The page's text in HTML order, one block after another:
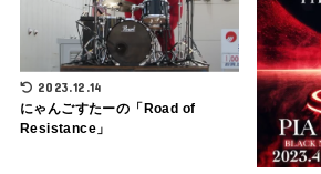
2023.12.14
にゃんごすたーの「Road of
Resistance」